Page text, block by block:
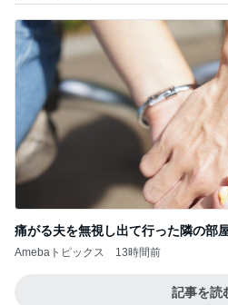
痛がる夫を無視し出て行った隣の部
Amebaトピックス 13時間前
記事を読